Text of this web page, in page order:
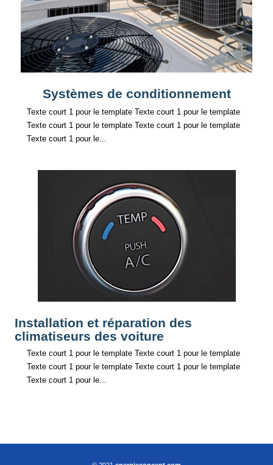
Systèmes de conditionnement
Texte court 1 pour le template Texte court 1 pour le template
Texte court 1 pour le template Texte court 1 pour le template
Texte court 1 pour le...
Installation et réparation des
climatiseurs des voiture
Texte court 1 pour le template Texte court 1 pour le template
Texte court 1 pour le template Texte court 1 pour le template
Texte court 1 pour le...